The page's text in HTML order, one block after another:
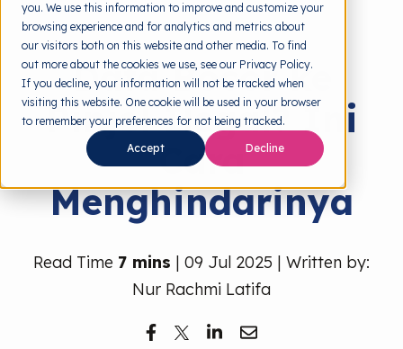
you. We use this information to improve and customize your
browsing experience and for analytics and metrics about
our visitors both on this website and other media. To find
out more about the cookies we use, see our Privacy Policy.
If you decline, your information will not be tracked when
visiting this website. One cookie will be used in your browser
to remember your preferences for not being tracked.
Accept Decline
Resources Toggle
children
for
Resources
Tools Gratis Toggle
children
for
Tools
Gratis
Tentang
Coba Gratis
Security Policy
Data Bocor ke
Pinjol Ilegal? Ini
Cara
Menghindarinya
Read Time 7 mins | 09 Jul 2025 | Written by:
Nur Rachmi Latifa